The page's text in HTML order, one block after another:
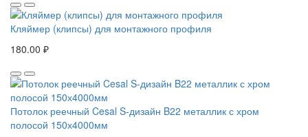
Кляймер (клипсы) для монтажного профиля
180.00 ₽
Потолок реечный Cesal S-дизайн B22 металлик с хром
полосой 150х4000мм